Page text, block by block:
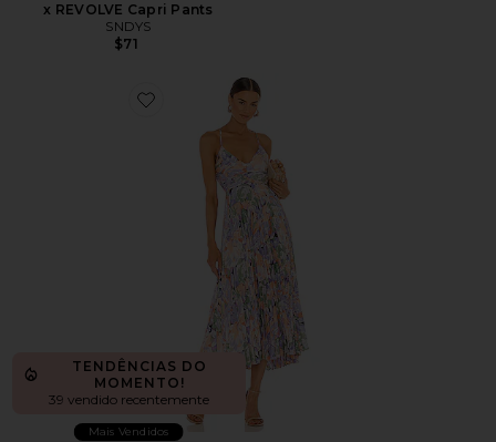
x REVOLVE Capri Pants
SNDYS
$71
Favorite Blythe Dress
TENDÊNCIAS DO
MOMENTO!
39 vendido recentemente
Mais Vendidos